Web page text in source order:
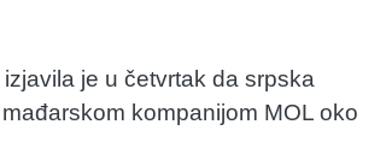
je u četvrtak da srpska
kompanijom MOL oko